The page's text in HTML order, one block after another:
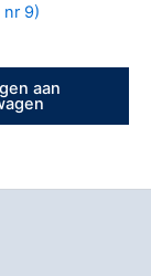
nr 9)
aan